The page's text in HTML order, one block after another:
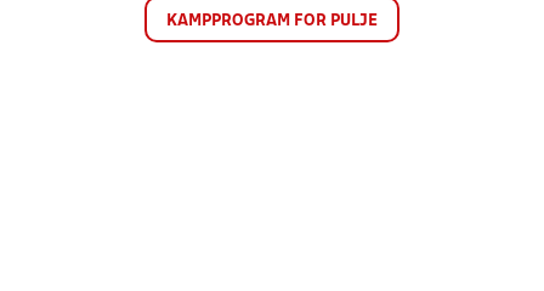
KAMPPROGRAM FOR PULJE